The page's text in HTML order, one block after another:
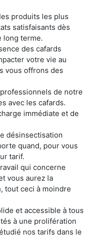
produits les plus
satisfaisants dès
long terme.
des cafards
votre vie au
vous offrons des
de notre
avec les cafards.
immédiate et de
désinsectisation
quand, pour vous
tarif.
qui concerne
vous aurez la
tout ceci à moindre
et accessible à tous
à une prolifération
nos tarifs dans le